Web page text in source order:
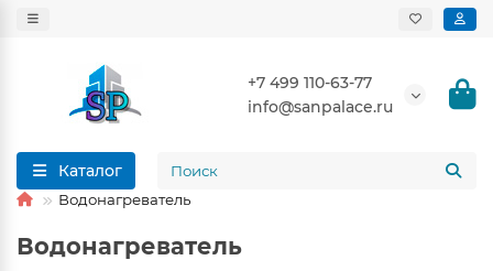
+7 499 110-63-77
info@sanpalace.ru
Каталог
Водонагреватель
Водонагреватель